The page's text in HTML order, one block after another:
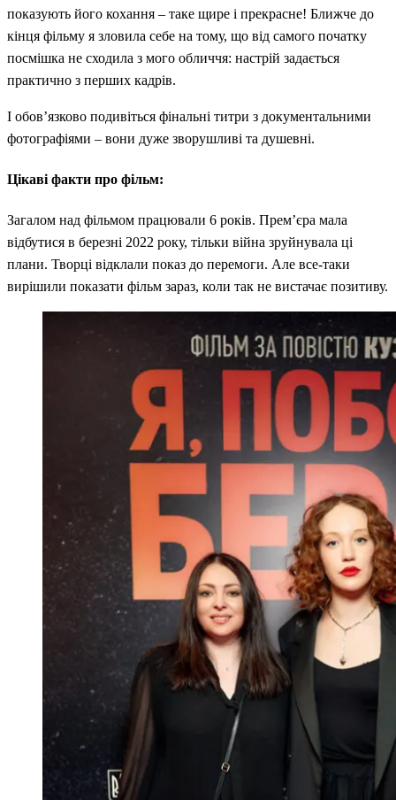
показують його кохання – таке щире і прекрасне! Ближче до
кінця фільму я зловила себе на тому, що від самого початку
посмішка не сходила з мого обличчя: настрій задається
практично з перших кадрів.
І обов’язково подивіться фінальні титри з документальними
фотографіями – вони дуже зворушливі та душевні.
Цікаві факти про фільм:
Загалом над фільмом працювали 6 років. Прем’єра мала
відбутися в березні 2022 року, тільки війна зруйнувала ці
плани. Творці відклали показ до перемоги. Але все-таки
вирішили показати фільм зараз, коли так не вистачає позитиву.